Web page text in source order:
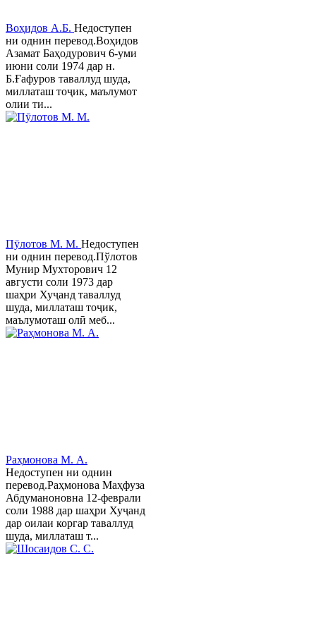
Воҳидов А.Б. Недоступен
ни однин перевод.Воҳидов
Азамат Баҳодурович 6-уми
июни соли 1974 дар н.
Б.Ғафуров таваллуд шуда,
миллаташ тоҷик, маълумот
олии ти...
Пӯлотов М. М. Недоступен
ни однин перевод.Пўлотов
Мунир Мухторович 12
августи соли 1973 дар
шаҳри Хуҷанд таваллуд
шуда, миллаташ тоҷик,
маълумоташ олӣ меб...
Раҳмонова М. А.
Недоступен ни однин
перевод.Раҳмонова Маҳфуза
Абдуманоновна 12-феврали
соли 1988 дар шаҳри Хуҷанд
дар оилаи коргар таваллуд
шуда, миллаташ т...